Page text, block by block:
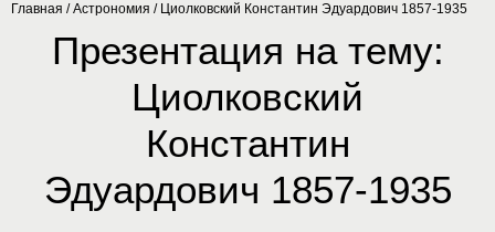
Главная /Астрономия / Циолковский Константин Эдуардович 1857-1935
Презентация на тему:
Циолковский
Константин
Эдуардович 1857-1935